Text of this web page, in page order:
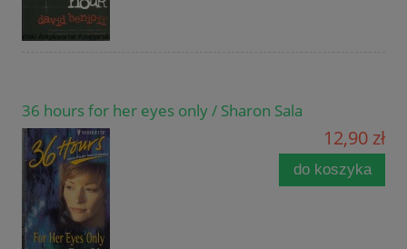
36 hours for her eyes only / Sharon Sala
12,90 zł
do koszyka